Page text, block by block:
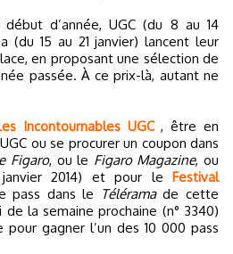
d’année, UGC (du 8 au 14
(du 15 au 21 janvier) lancent leur
en proposant une sélection de
passée. À ce prix-là, autant ne
Incontournables UGC, être en
ou se procurer un coupon dans
Figaro, ou le Figaro Magazine, ou
2014) et pour leFestival
pass dans le Téléramade cette
de la semaine prochaine (n° 3340)
gagner l’un des 10 000 pass